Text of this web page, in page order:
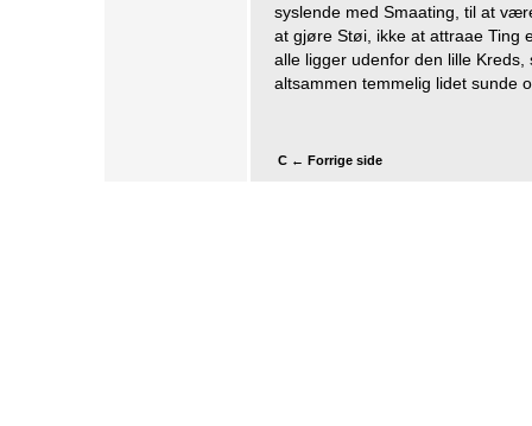
syslende med Smaating, til at
at gjøre Støi, ikke at attraae Ting
alle ligger udenfor den lille
altsammen temmelig lidet sunde
C ← Forrige side